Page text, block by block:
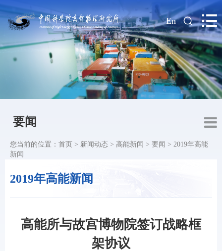
| En
要闻
2019年高能新闻
您当前的位置： 首页 > 新闻动态 > 高能新闻 > 要闻 > 2019年高能
新闻
高能所与故宫博物院签订战略框
架协议